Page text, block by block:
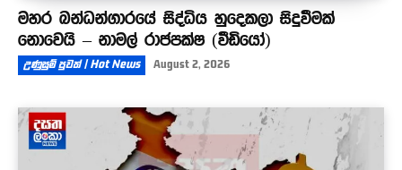
මහර බන්ධන්ගාරයේ සිද්ධිය හුදෙකලා සිදුවීමක්
නොවෙයි – නාමල් රාජපක්ෂ (වීඩියෝ)
උණුසුම් පුවත් | Hot News August 2, 2026